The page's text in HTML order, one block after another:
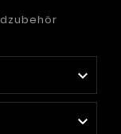

